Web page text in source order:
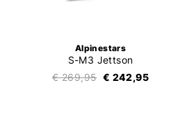
Alpinestars
S-M3 Jettson
€ 269,95 € 242,95